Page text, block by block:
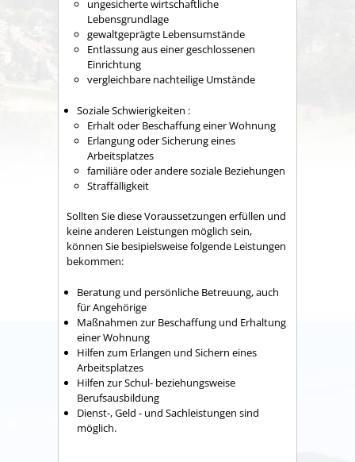
ungesicherte wirtschaftliche
Lebensgrundlage
gewaltgeprägte Lebensumstände
Entlassung aus einer geschlossenen
Einrichtung
vergleichbare nachteilige Umstände
Soziale Schwierigkeiten :
Erhalt oder Beschaffung einer Wohnung
Erlangung oder Sicherung eines
Arbeitsplatzes
familiäre oder andere soziale Beziehungen
Straffälligkeit
Sollten Sie diese Voraussetzungen erfüllen und
keine anderen Leistungen möglich sein,
können Sie besipielsweise folgende Leistungen
bekommen:
Beratung und persönliche Betreuung, auch
für Angehörige
Maßnahmen zur Beschaffung und Erhaltung
einer Wohnung
Hilfen zum Erlangen und Sichern eines
Arbeitsplatzes
Hilfen zur Schul- beziehungsweise
Berufsausbildung
Dienst-, Geld - und Sachleistungen sind
möglich.